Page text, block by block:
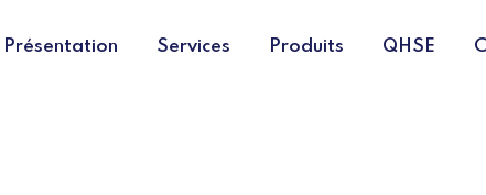
Présentation Services Produits QHSE